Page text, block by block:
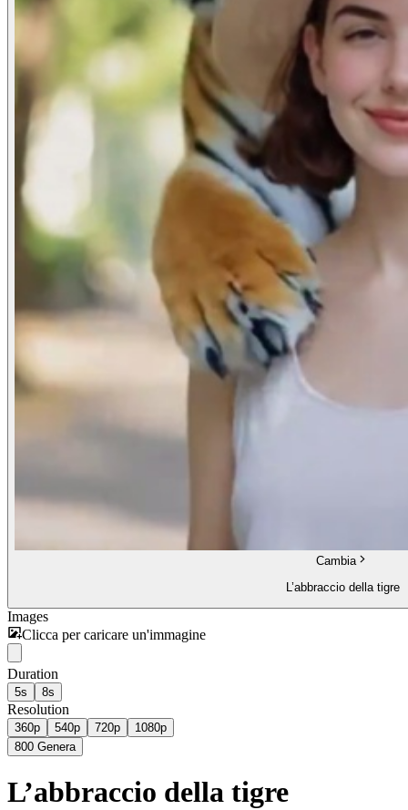
Cambia
L’abbraccio della tigre
Images
Clicca per caricare un'immagine
Duration
5s 8s
Resolution
360p 540p 720p
1080p
800 Genera
L’abbraccio della tigre